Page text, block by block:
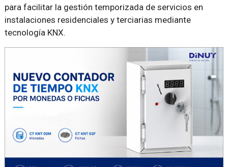
para facilitar la gestión temporizada de servicios en
instalaciones residenciales y terciarias mediante
tecnología KNX.